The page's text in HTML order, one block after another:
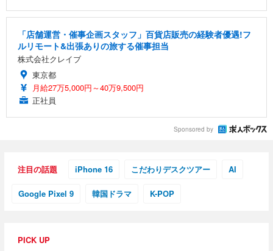
「店舗運営・催事企画スタッフ」百貨店販売の経験者優遇!フ
ルリモート&出張ありの旅する催事担当
株式会社クレイブ
東京都
月給27万5,000円～40万9,500円
正社員
Sponsored by
注目の話題 iPhone 16 こだわりデスクツアー AI
Google Pixel 9 韓国ドラマ K-POP
PICK UP